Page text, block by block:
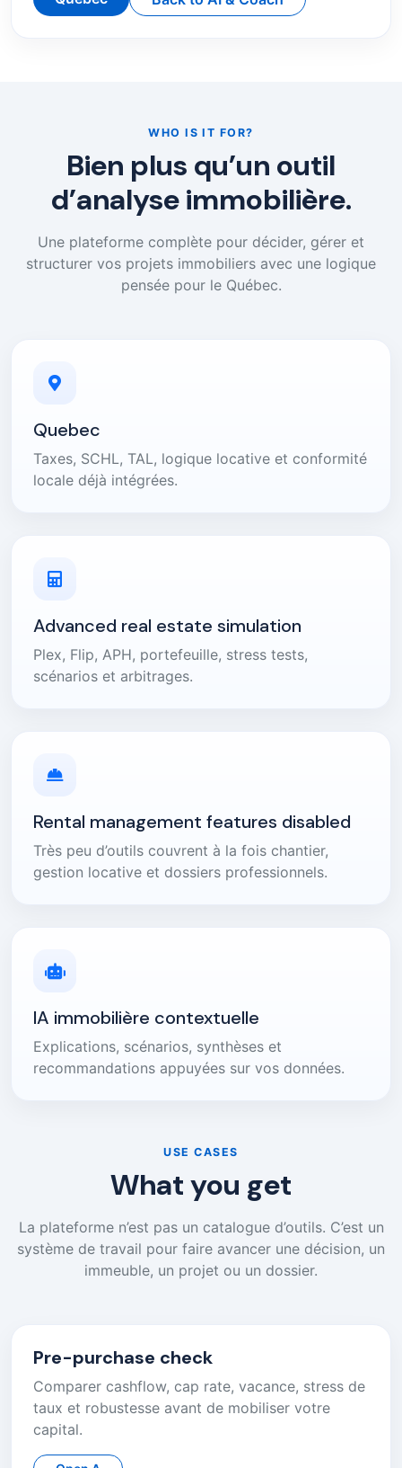
WHO IS IT FOR?
Bien plus qu’un outil
d’analyse immobilière.
Une plateforme complète pour décider, gérer et
structurer vos projets immobiliers avec une logique
pensée pour le Québec.
Quebec
Taxes, SCHL, TAL, logique locative et conformité
locale déjà intégrées.
Advanced real estate simulation
Plex, Flip, APH, portefeuille, stress tests,
scénarios et arbitrages.
Rental management features disabled
Très peu d’outils couvrent à la fois chantier,
gestion locative et dossiers professionnels.
IA immobilière contextuelle
Explications, scénarios, synthèses et
recommandations appuyées sur vos données.
USE CASES
What you get
La plateforme n’est pas un catalogue d’outils. C’est un
système de travail pour faire avancer une décision, un
immeuble, un projet ou un dossier.
Pre-purchase check
Comparer cashflow, cap rate, vacance, stress de
taux et robustesse avant de mobiliser votre
capital.